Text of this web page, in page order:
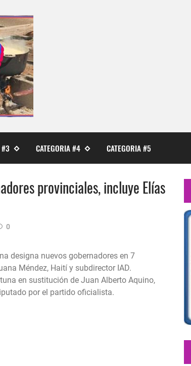
#3 CATEGORIA #4 CATEGORIA #5
provinciales, incluye Elías
0
designa nuevos gobernadores en 7
Méndez, Haití y subdirector IAD.
en sustitución de Juan Alberto Aquino,
por el partido oficialista.